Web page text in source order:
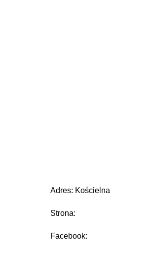
Adres: Kościelna
Strona:
Facebook: